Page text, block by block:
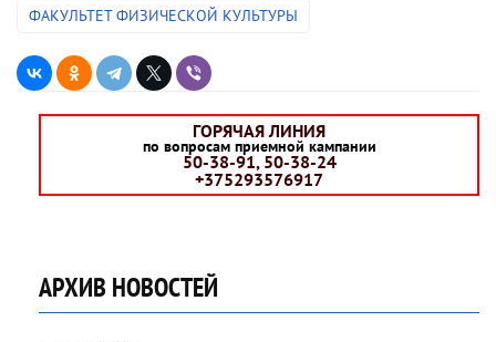
ФАКУЛЬТЕТ ФИЗИЧЕСКОЙ КУЛЬТУРЫ
ГОРЯЧАЯ ЛИНИЯ
по вопросам приемной кампании
50-38-91, 50-38-24
+375293576917
АРХИВ НОВОСТЕЙ